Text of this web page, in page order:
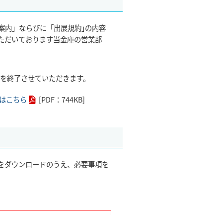
内」ならびに「出展規約｣の内容
だいております当金庫の営業部
了させていただきます。
こちら
[PDF：744KB]
ダウンロードのうえ、必要事項を